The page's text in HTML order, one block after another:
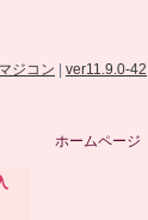
ジコン ver11.9.0-42
ホームページ